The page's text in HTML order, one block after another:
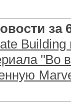
за
Building
"Во